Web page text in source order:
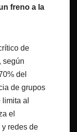
freno a la
de
según
del
de grupos
al
el
redes de